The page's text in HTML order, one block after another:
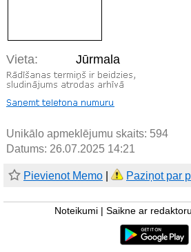
Vieta: Jūrmala
Unikālo apmeklējumu skaits: 594
Datums: 26.07.2025 14:21
Pievienot Memo Paziņot par
Noteikumi | Saikne ar redaktoru